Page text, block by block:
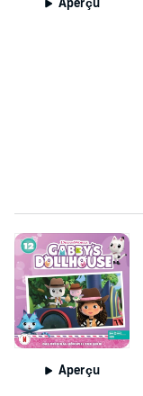
Aperçu
Aperçu